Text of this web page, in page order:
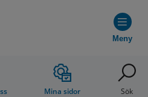
Meny
Mina sidor Sök